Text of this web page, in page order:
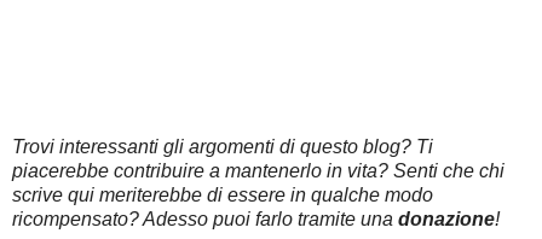
Trovi interessanti gli argomenti di questo blog? Ti
piacerebbe contribuire a mantenerlo in vita? Senti che chi
scrive qui meriterebbe di essere in qualche modo
ricompensato? Adesso puoi farlo tramite una donazione!